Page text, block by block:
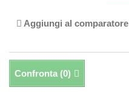
Aggiungi al comparatore
Confronta (0)